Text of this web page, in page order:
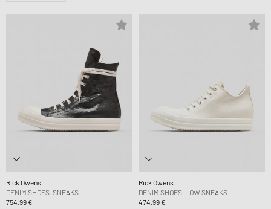
Rick Owens
DENIM SHOES-SNEAKS
754,99 €
Rick Owens
DENIM SHOES-LOW SNEAKS
474,99 €